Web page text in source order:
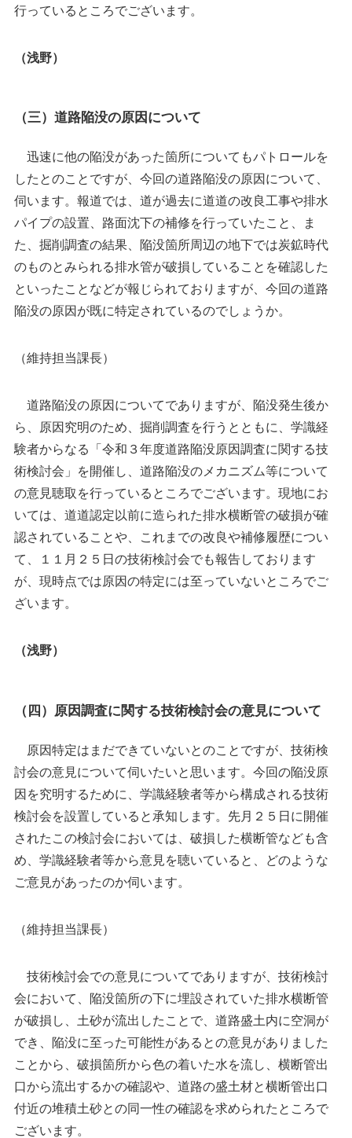
行っているところでございます。
（浅野）
（三）道路陥没の原因について
迅速に他の陥没があった箇所についてもパトロールを
したとのことですが、今回の道路陥没の原因について、
伺います。報道では、道が過去に道道の改良工事や排水
パイプの設置、路面沈下の補修を行っていたこと、ま
た、掘削調査の結果、陥没箇所周辺の地下では炭鉱時代
のものとみられる排水管が破損していることを確認した
といったことなどが報じられておりますが、今回の道路
陥没の原因が既に特定されているのでしょうか。
（維持担当課長）
道路陥没の原因についてでありますが、陥没発生後か
ら、原因究明のため、掘削調査を行うとともに、学識経
験者からなる「令和３年度道路陥没原因調査に関する技
術検討会」を開催し、道路陥没のメカニズム等について
の意見聴取を行っているところでございます。現地にお
いては、道道認定以前に造られた排水横断管の破損が確
認されていることや、これまでの改良や補修履歴につい
て、１１月２５日の技術検討会でも報告しております
が、現時点では原因の特定には至っていないところでご
ざいます。
（浅野）
（四）原因調査に関する技術検討会の意見について
原因特定はまだできていないとのことですが、技術検
討会の意見について伺いたいと思います。今回の陥没原
因を究明するために、学識経験者等から構成される技術
検討会を設置していると承知します。先月２５日に開催
されたこの検討会においては、破損した横断管なども含
め、学識経験者等から意見を聴いていると、どのような
ご意見があったのか伺います。
（維持担当課長）
技術検討会での意見についてでありますが、技術検討
会において、陥没箇所の下に埋設されていた排水横断管
が破損し、土砂が流出したことで、道路盛土内に空洞が
でき、陥没に至った可能性があるとの意見がありました
ことから、破損箇所から色の着いた水を流し、横断管出
口から流出するかの確認や、道路の盛土材と横断管出口
付近の堆積土砂との同一性の確認を求められたところで
ございます。